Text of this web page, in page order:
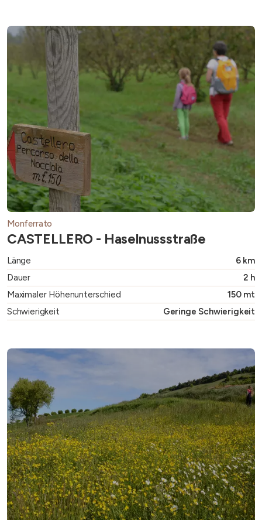
Monferrato
CASTELLERO - Haselnussstraße
Länge
6 km
Dauer
2 h
Maximaler Höhenunterschied
150 mt
Schwierigkeit
Geringe Schwierigkeit